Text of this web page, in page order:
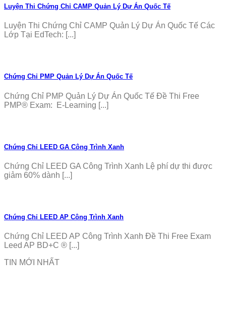
Luyện Thi Chứng Chỉ CAMP Quản Lý Dự Án Quốc Tế
Luyện Thi Chứng Chỉ CAMP Quản Lý Dự Án Quốc Tế Các
Lớp Tại EdTech: [...]
Chứng Chỉ PMP Quản Lý Dự Án Quốc Tế
Chứng Chỉ PMP Quản Lý Dự Án Quốc Tế Đề Thi Free
PMP® Exam: E-Learning [...]
Chứng Chỉ LEED GA Công Trình Xanh
Chứng Chỉ LEED GA Công Trình Xanh Lệ phí dự thi được
giảm 60% dành [...]
Chứng Chỉ LEED AP Công Trình Xanh
Chứng Chỉ LEED AP Công Trình Xanh Đề Thi Free Exam
Leed AP BD+C ® [...]
TIN MỚI NHẤT